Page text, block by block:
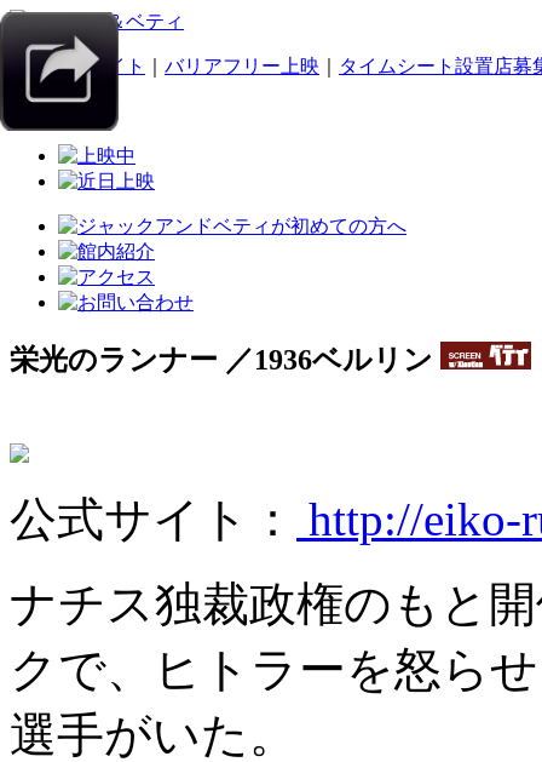
スマホサイト バリアフリー上映 タイムシート設置店募
栄光のランナー ／1936ベルリン
公式サイト：
http://eiko-
ナチス独裁­政権のもと
クで、ヒトラーを怒ら
選手がいた。